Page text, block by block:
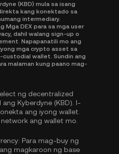
(KBD) mula sa isang
kang konektado sa
intermediary.
Mga DEX para sa mga user
dahil walang sign-up o
Napapanatili mo ang
mga crypto asset sa
wallet. Sundin ang
malaman kung paano mag-
ng decentralized
Kyberdyne (KBD). I-
ang iyong wallet.
ang wallet mo.
Para mag-buy ng
magkaroon ng base